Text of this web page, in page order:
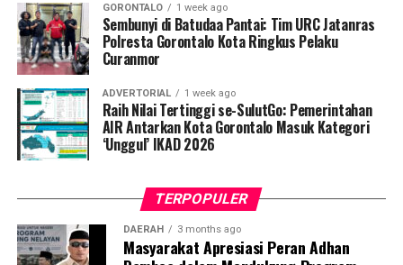
Berdasarkan data Bappenas, Kota Gorontalo meraih
skor IKAD 2026 sebesar 6,39—posisi tertinggi dibanding
seluruh kabupaten/kota di Provinsi Gorontalo maupun
Sulawesi Utara. Skor ini melampaui target yang
ditetapkan dan mengantarkan Kota Gorontalo menjadi
satu-satunya daerah di wilayah tersebut yang
menembus kategori “Unggul”. Sementara kabupaten lain
di Gorontalo masih berada pada kategori “Berkembang”
hingga menuju “Unggul”.
“Alhamdulillah, nilai IKAD Kota Gorontalo tercatat yang
tertinggi di kawasan SulutGo sebagaimana dipaparkan
GORONTALO 1 week ago
Sembunyi di Batudaa Pantai: Tim URC Jatanras
Polresta Gorontalo Kota Ringkus Pelaku
Curanmor
ADVERTORIAL 1 week ago
Raih Nilai Tertinggi se-SulutGo: Pemerintahan
AIR Antarkan Kota Gorontalo Masuk Kategori
‘Unggul’ IKAD 2026
TERPOPULER
DAERAH 3 months ago
Masyarakat Apresiasi Peran Adhan